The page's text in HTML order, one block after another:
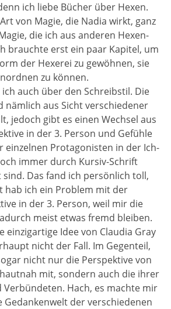
ich liebe Bücher über Hexen.
von Magie, die Nadia wirkt, ganz
die ich aus anderen Hexen-
brauchte erst ein paar Kapitel, um
der Hexerei zu gewöhnen, sie
zu können.
auch über den Schreibstil. Die
nämlich aus Sicht verschiedener
jedoch gibt es einen Wechsel aus
in der 3. Person und Gefühle
einzelnen Protagonisten in der Ich-
immer durch Kursiv-Schrift
sind. Das fand ich persönlich toll,
hab ich ein Problem mit der
in der 3. Person, weil mir die
meist etwas fremd bleiben.
einzigartige Idee von Claudia Gray
nicht der Fall. Im Gegenteil,
nicht nur die Perspektive von
mit, sondern auch die ihrer
Verbündeten. Hach, es machte mir
Gedankenwelt der verschiedenen